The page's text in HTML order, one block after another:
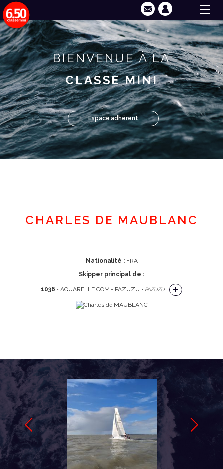
BIENVENUE À LA
CLASSE MINI
Espace adhérent
CHARLES DE MAUBLANC
Nationalité :FRA
Skipper principal de :
1036 • AQUARELLE.COM - PAZUZU • PAZUZU